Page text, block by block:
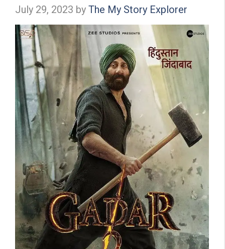
July 29, 2023 by The My Story Explorer